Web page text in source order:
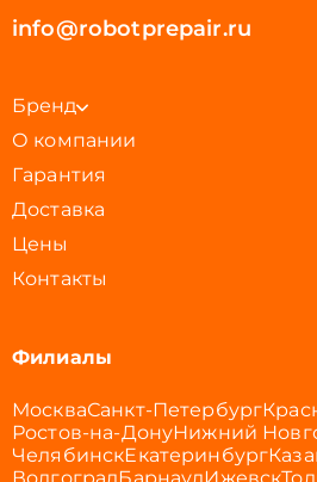
info@robotprepair.ru
Бренд
О компании
Гарантия
Доставка
Цены
Контакты
Филиалы
МоскваСанкт-Петербург
Ростов-на-ДонуНижний
ЧелябинскЕкатеринбург